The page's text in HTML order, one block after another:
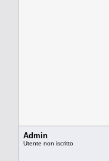
Admin
Utente non iscritto